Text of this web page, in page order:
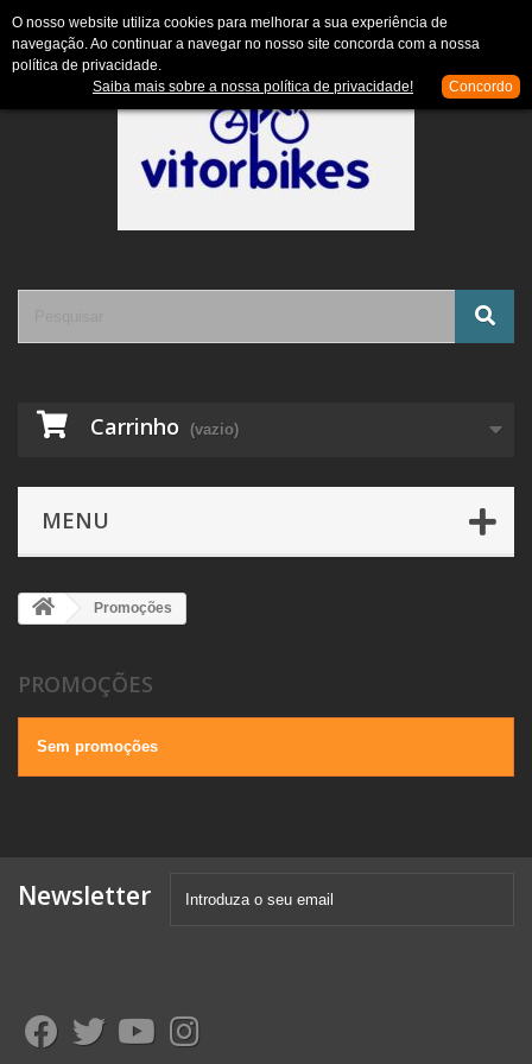
Contacte-nos
Carrinho (vazio)
MENU
Promoções
PROMOÇÕES
Sem promoções
Newsletter
O nosso website utiliza cookies para melhorar a sua experiência de
navegação. Ao continuar a navegar no nosso site concorda com a nossa
política de privacidade.
Saiba mais sobre a nossa política de privacidade!
Concordo